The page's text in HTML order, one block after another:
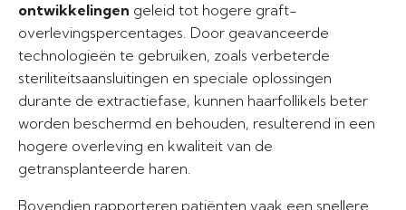
ontwikkelingen geleid tot hogere graft-
overlevingspercentages. Door geavanceerde
technologieën te gebruiken, zoals verbeterde
steriliteitsaansluitingen en speciale oplossingen
durante de extractiefase, kunnen haarfollikels beter
worden beschermd en behouden, resulterend in een
hogere overleving en kwaliteit van de
getransplanteerde haren.
Bovendien rapporteren patiënten vaak een snellere